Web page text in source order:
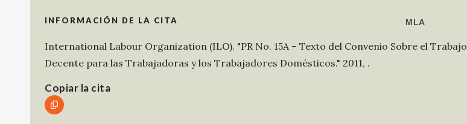
INFORMACIÓN DE LA CITA
International Labour Organization (ILO). "PR No. 15A – Texto del Convenio Sobre el Trabajo
Decente para las Trabajadoras y los Trabajadores Domésticos." 2011, .
Copiar la cita